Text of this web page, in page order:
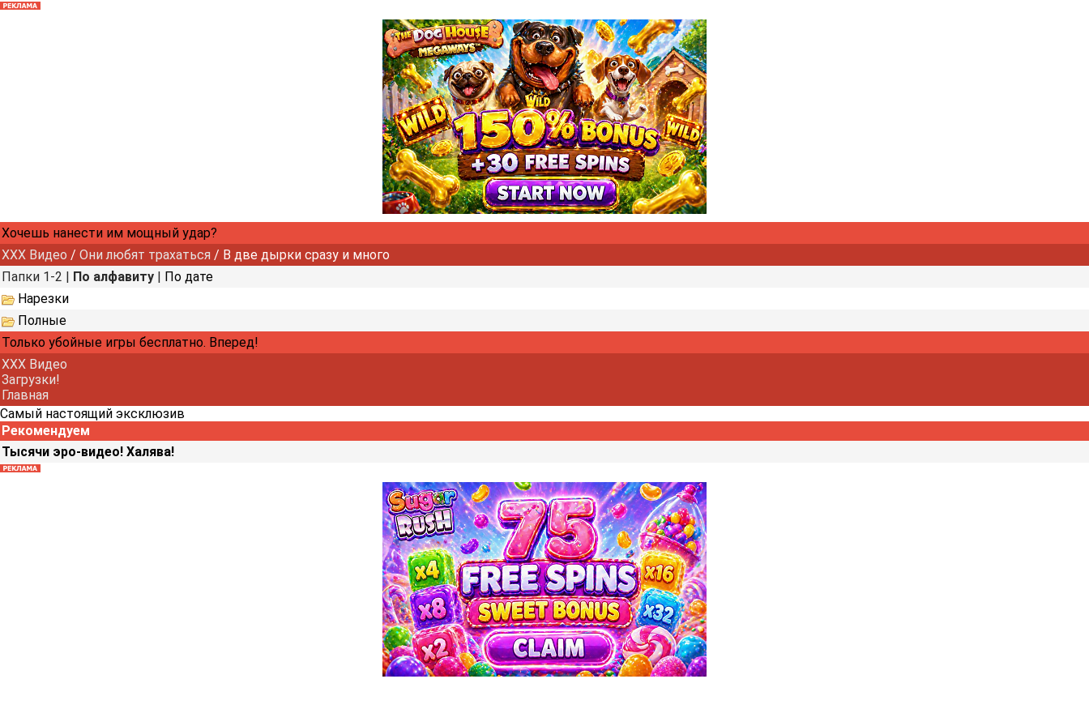
Хочешь нанести им мощный удар?
XXX Видео / Они любят трахаться / В две дырки сразу и много
Папки 1-2 | По алфавиту | По дате
Нарезки
Полные
Только убойные игры бесплатно. Вперед!
XXX Видео
Загрузки!
Главная
Самый настоящий эксклюзив
Рекомендуем
Тысячи эро-видео! Халява!